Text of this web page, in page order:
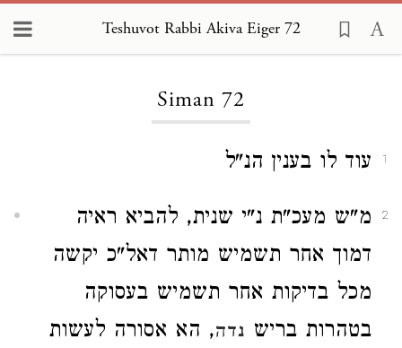
Teshuvot Rabbi Akiva Eiger 72
Siman 72
1 עוד לו בענין הנ"ל
2
מ"ש מעכ"ת נ"י שנית, להביא ראיה
דמוך אחר תשמיש מותר דאל"כ יקשה
מכל בדיקות אחר תשמיש בעסוקה
בטהרות בריש נדה, הא אסורה לעשות